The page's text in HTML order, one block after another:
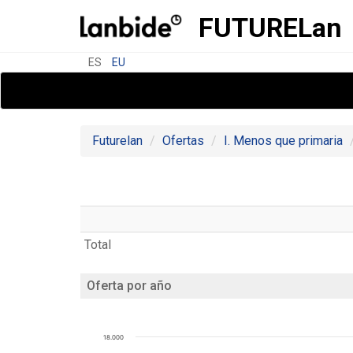
FUTURELan
ES EU
Futurelan Ofertas I. Menos que primaria
Total
Oferta por año
18.000